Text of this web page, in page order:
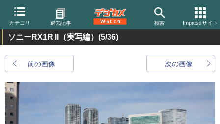
カテゴリ 過去記事 検索 Impressサイト
ソニーRX1R II（実写編） (5/36)
前の画像 次の画像